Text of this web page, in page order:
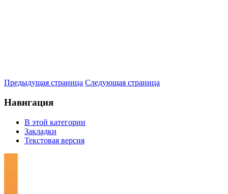
Предыдущая страница Следующая страница
Навигация
В этой категории
Закладки
Текстовая версия